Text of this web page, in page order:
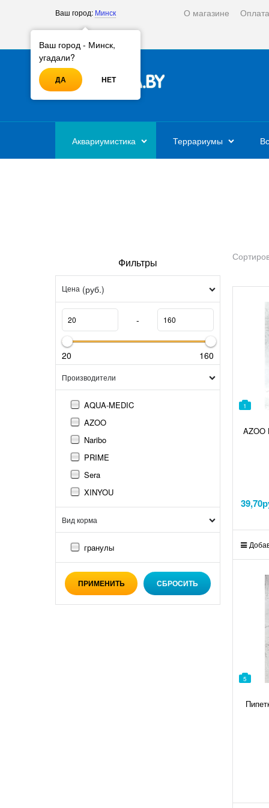
Ваш город: Минск О магазине Оплата
Аквариумистика Террариумы
Фильтры
Цена (руб.)
-
20 160
Производители
AQUA-MEDIC
AZOO
Naribo
PRIME
Sera
XINYOU
Вид корма
гранулы
1
AZOO
39,70
5
Ваш город - Минск,
угадали?
ДА НЕТ